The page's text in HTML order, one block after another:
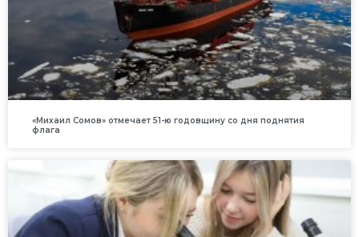
«Михаил Сомов» отмечает 51-ю годовщину со дня поднятия
флага